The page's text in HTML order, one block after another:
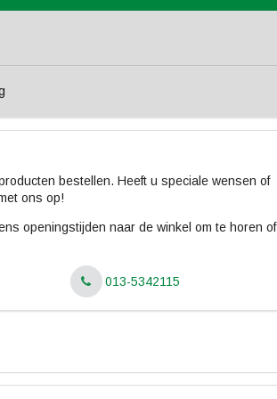
bestellen. Heeft u speciale wensen of
ons op!
openingstijden naar de winkel om te horen of
013-5342115